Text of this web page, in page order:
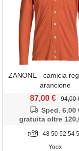
ZANONE - camicia
arancione
87,00 € 94,00
Sped. 6,00
gratuita oltre
48 50 52 54
Yoox